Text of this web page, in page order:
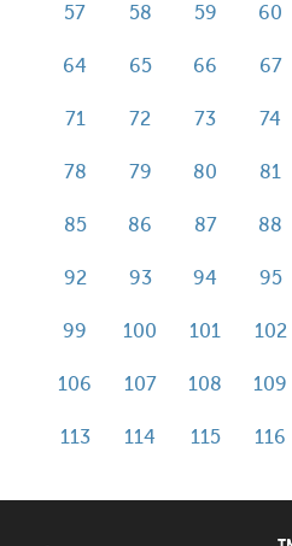
57 58 59 60
64 65 66 67
71 72 73 74
78 79 80 81
85 86 87 88
92 93 94 95
99 100 101 102
106 107 108 109
113 114 115 116